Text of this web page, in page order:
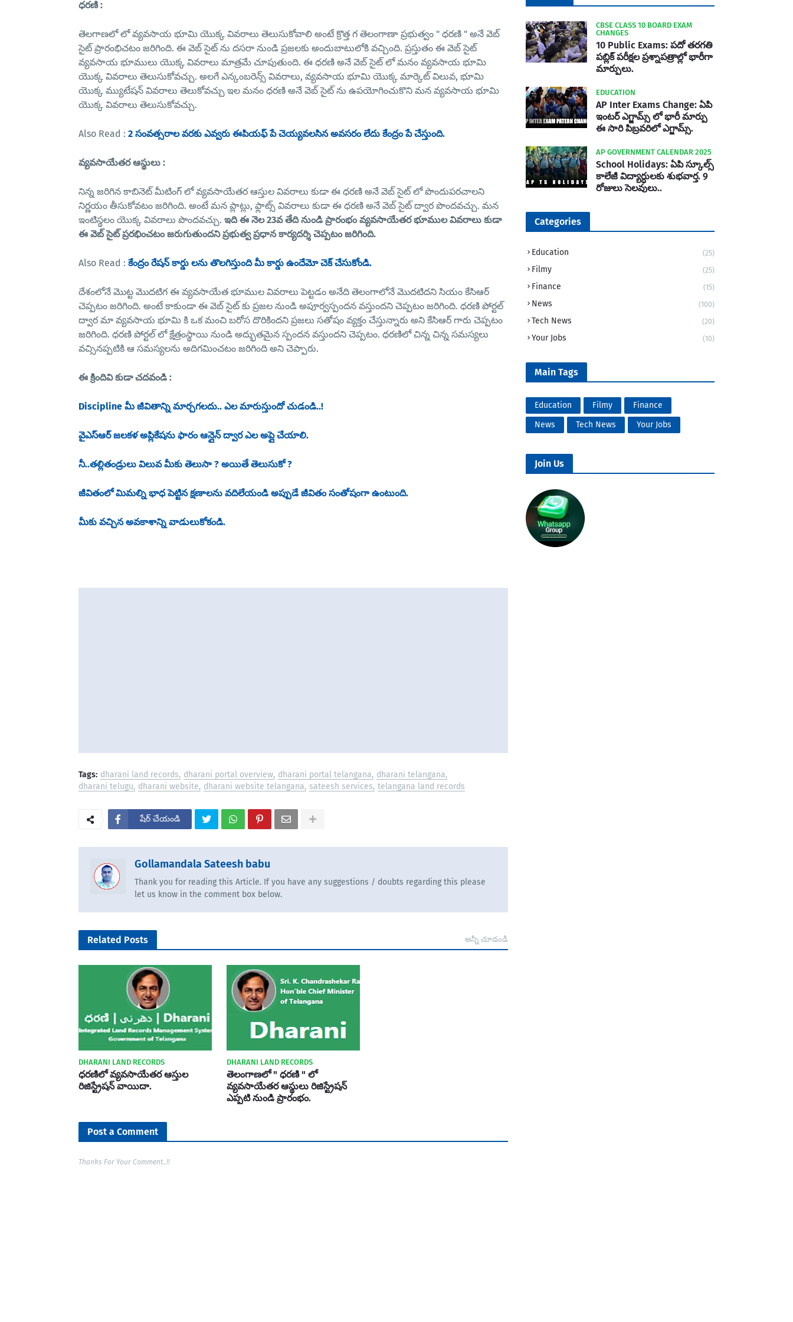
ధరణి :
తెలగాణలో లో వ్యవసాయ భూమి యొక్క వివరాలు తెలుసుకోవాలి అంటే క్రొత్త గ తెలంగాణా ప్రభుత్వం " ధరణి " అనే వెబ్
సైట్ ప్రారంభిచటం జరిగింది. ఈ వెబ్ సైట్ ను దసరా నుండి ప్రజలకు అందుబాటులోకి వచ్చింది. ప్రస్తుతం ఈ వెబ్ సైట్
వ్యవసాయ భూములు యొక్క వివరాలు మాత్రమే చూపుతుంది. ఈ ధరణి అనే వెబ్ సైట్ లో మనం వ్యవసాయ భూమి
యొక్క వివరాలు తెలుసుకోవచ్చు. అలగే ఎన్కంబరెన్స్ వివరాలు, వ్యవసాయ భూమి యొక్క మార్కెట్ విలువ, భూమి
యొక్క మ్యుటేషన్ వివరాలు తెలుకోవచ్చు ఇల మనం ధరణి అనే వెబ్ సైట్ ను ఉపయోగించుకొని మన వ్యవసాయ భూమి
యొక్క వివరాలు తెలుసుకోవచ్చు.
Also Read : 2 సంవత్సరాల వరకు ఎవ్వరు ఈపియఫ్ పే చెయ్యవలసిన అవసరం లేదు కేంద్రం పే చేస్తుంది.
వ్యవసాయేతర ఆస్థులు :
నిన్న జరిగిన కాబినెట్ మీటింగ్ లో వ్యవసాయేతర ఆస్తుల వివరాలు కుడా ఈ ధరణి అనే వెబ్ సైట్ లో పొందుపరచాలని
నిర్ణయం తీసుకోవటం జరిగింది. అంటే మన ప్లాట్లు, ఫ్లాట్స్ వివరాలు కుడా ఈ ధరణి అనే వెబ్ సైట్ ద్వార పొందవచ్చు. మన
ఇంటిస్థలం యొక్క వివరాలు పొందవచ్చు. ఇది ఈ నెల 23వ తేది నుండి ప్రారంభం వ్యవసాయేతర భూముల వివరాలు కుడా
ఈ వెబ్ సైట్ ప్రరభించటం జరుగుతుందని ప్రభుత్వ ప్రధాన కార్యదర్శి చెప్పటం జరిగింది.
Also Read : కేంద్రం రేషన్ కార్డు లను తొలగిస్తుంది మీ కార్డు ఉందేమో చెక్ చేసుకోండి.
దేశంలోనే మొట్ట మొదటిగ ఈ వ్యవసాయేత భూముల వివరాలు పెట్టడం అనేది తెలంగాలోనే మొదటిదని సియం కేసిఆర్
చెప్పటం జరిగింది. అంటే కాకుండా ఈ వెబ్ సైట్ కు ప్రజల నుండి అపూర్వస్పందన వస్తుందని చెప్పటం జరిగింది. ధరణి పోర్టల్
ద్వార మా వ్యవసాయ భూమి కి ఒక మంచి బరోస దొరికిందని ప్రజలు సతోషం వ్యక్తం చేస్తున్నారు అని కేసిఆర్ గారు చెప్పటం
జరిగింది. ధరణి పోర్టల్ లో క్షేత్రంస్థాయి నుండి అద్భుతమైన స్పందన వస్తుందని చెప్పటం. ధరణిలో చిన్న చిన్న సమస్యలు
వచ్సినప్పటికి ఆ సమస్యలను అదిగమించటం జరిగింది అని చెప్పారు.
ఈ క్రిందివి కుడా చదవండి :
Discipline మీ జీవితాన్ని మార్చగలదు.. ఎల మారుస్తుందో చుడండి..!
వైఎస్ఆర్ జలకళ అప్లికేషను ఫారం ఆన్లైన్ ద్వార ఎల అప్లై చేయాలి.
నీ..తల్లితండ్రులు విలువ మీకు తెలుసా ? అయితే తెలుసుకో ?
జీవితంలో మిమల్ని భాధ పెట్టిన క్షణాలను వదిలేయండి అప్పుడే జీవితం సంతోషంగా ఉంటుంది.
మీకు వచ్చిన అవకాశాన్ని వాడులుకోకండి.
Tags: dharani land records dharani portal overview dharani portal telangana dharani telangana
dharani telugu dharani website dharani website telangana sateesh services telangana land records
షేర్ చేయండి
Gollamandala Sateesh babu
Thank you for reading this Article. If you have any suggestions / doubts regarding this please
let us know in the comment box below.
Related Posts అన్నీ చూడండి
DHARANI LAND RECORDS
ధరణిలో వ్యవసాయేతర ఆస్తుల
రిజిస్ట్రేషన్ వాయిదా.
DHARANI LAND RECORDS
తెలంగాణలో " ధరణి " లో
వ్యవసాయేతర ఆస్థులు రిజిస్ట్రేషన్
ఎప్పటి నుండి ప్రారంభం.
Post a Comment
Thanks For Your Comment..!!
CBSE CLASS 10 BOARD EXAM
CHANGES
10 Public Exams: పదో తరగతి
పబ్లిక్‌ పరీక్షల ప్రశ్నాపత్రాల్లో భారీగా
మార్పులు.
EDUCATION
AP Inter Exams Change: ఏపి
ఇంటర్ ఎగ్జామ్స్ లో భారీ మార్పు
ఈ సారి పిబ్రవరిలో ఎగ్జామ్స్.
AP GOVERNMENT CALENDAR 2025
School Holidays: ఏపి స్కూల్స్
కాలేజీ విద్యార్ధులకు శుభవార్త. 9
రోజులు సెలవులు..
Categories
Education (25)
Filmy (25)
Finance (15)
News (100)
Tech News (20)
Your Jobs (10)
Main Tags
Education Filmy
Finance
News
Tech News Your Jobs
Join Us